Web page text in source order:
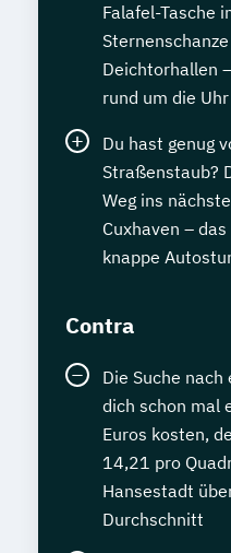
Falafel-Tasche
Deichtorhallen
rund um die
Du hast genug
Straßenstaub?
Weg ins
Cuxhaven –
knappe
Contra
Die Suche
dich schon mal
Euros kosten,
14,21 pro
Hansestadt
Durchschnitt